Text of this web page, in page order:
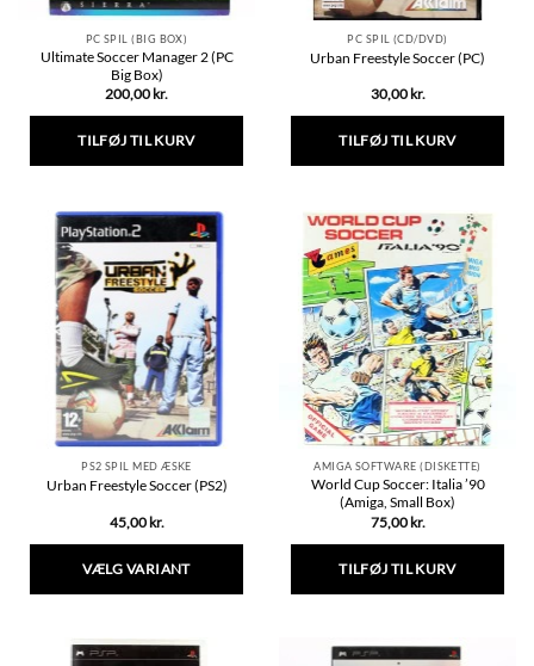
PC SPIL (BIG BOX)
Ultimate Soccer Manager 2 (PC
Big Box)
200,00 kr.
TILFØJ TIL KURV
PC SPIL (CD/DVD)
Urban Freestyle Soccer (PC)
30,00 kr.
TILFØJ TIL KURV
PS2 SPIL MED ÆSKE
Urban Freestyle Soccer (PS2)
45,00 kr.
VÆLG VARIANT
har
AMIGA SOFTWARE (DISKETTE)
World Cup Soccer: Italia ’90
(Amiga, Small Box)
75,00 kr.
TILFØJ TIL KURV